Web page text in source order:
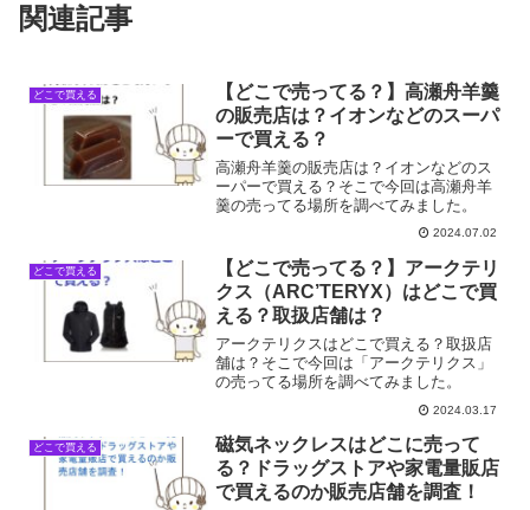
関連記事
どこで買える
【どこで売ってる？】高瀬舟羊羹
の販売店は？イオンなどのスーパ
ーで買える？
高瀬舟羊羹の販売店は？イオンなどのス
ーパーで買える？そこで今回は高瀬舟羊
羹の売ってる場所を調べてみました。
2024.07.02
どこで買える
【どこで売ってる？】アークテリ
クス（ARC’TERYX）はどこで買
える？取扱店舗は？
アークテリクスはどこで買える？取扱店
舗は？そこで今回は「アークテリクス」
の売ってる場所を調べてみました。
2024.03.17
どこで買える
磁気ネックレスはどこに売って
る？ドラッグストアや家電量販店
で買えるのか販売店舗を調査！